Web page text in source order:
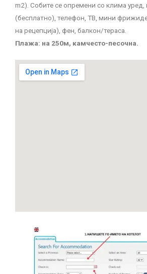
m2). Собите се опремени со клима уред,
(бесплатно), телефон, ТВ, мини
на рецепција), фен, балкон/тераса.
Плажа: на 250м, камчесто-песочна.